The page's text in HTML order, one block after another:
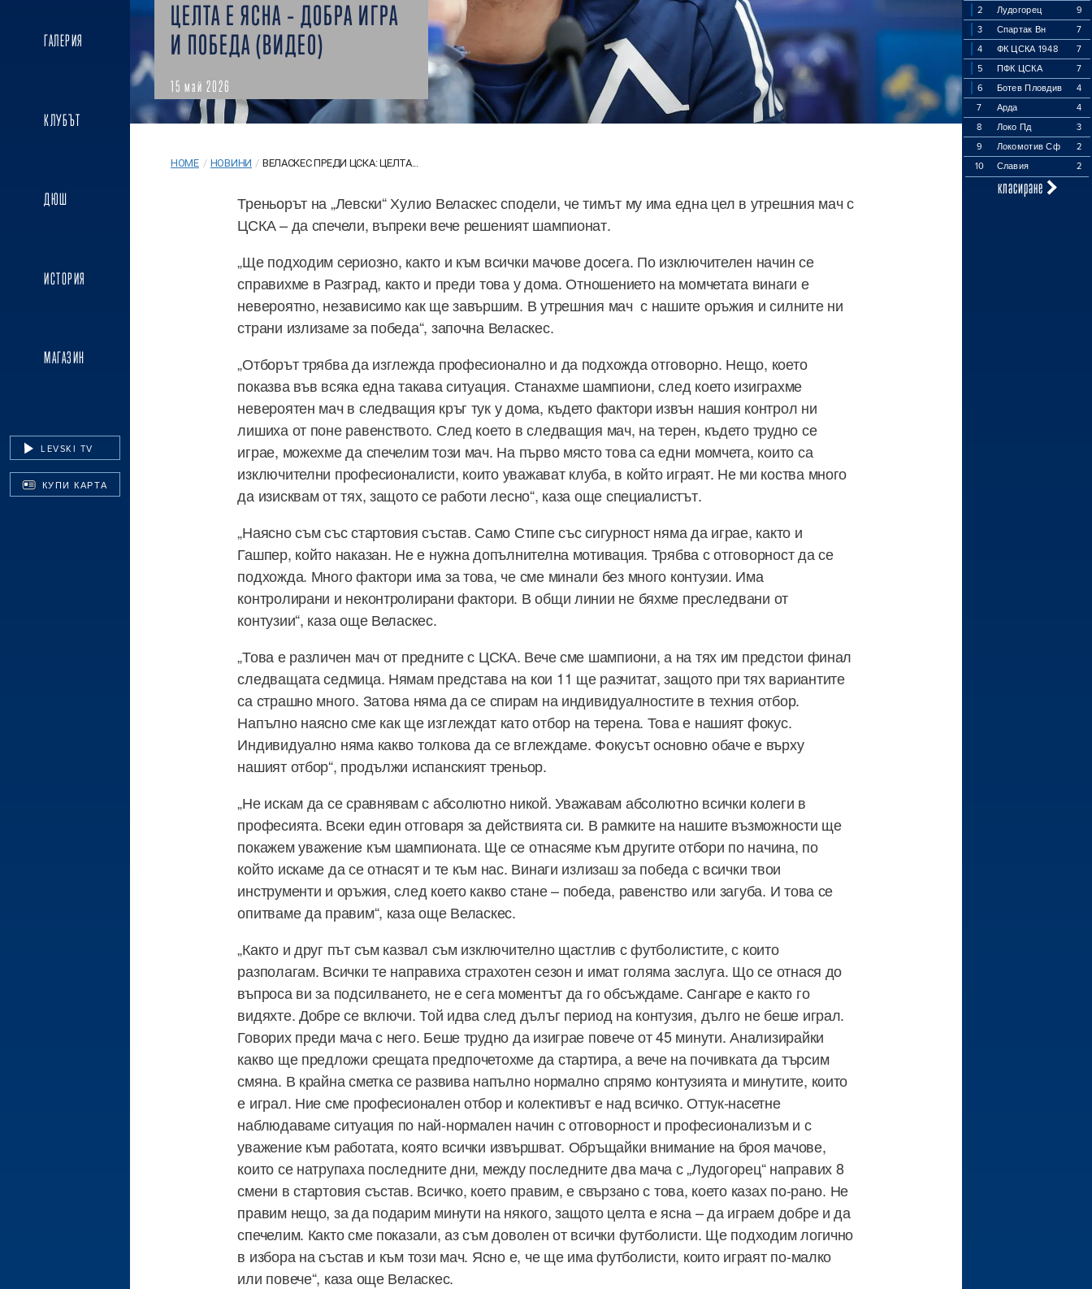
ГАЛЕРИЯ
КЛУБЪТ
ДЮШ
ИСТОРИЯ
МАГАЗИН
LEVSKI TV
КУПИ КАРТА
2 Лудогорец
9
3
Спартак Вн
7
4
ФК ЦСКА 1948
7
5
ПФК ЦСКА
7
6
Ботев Пловдив
4
7
Арда
4
8
Локо Пд
3
9
Локомотив Сф
2
10
Славия 2
класиране
ЦЕЛТА Е ЯСНА – ДОБРА ИГРА
И ПОБЕДА (ВИДЕО)
15 май 2026
HOME / НОВИНИ / ВЕЛАСКЕС ПРЕДИ ЦСКА: ЦЕЛТА...
Треньорът на „Левски“ Хулио Веласкес сподели, че тимът му има една цел в утрешния мач с
ЦСКА – да спечели, въпреки вече решеният шампионат.
„Ще подходим сериозно, както и към всички мачове досега. По изключителен начин се
справихме в Разград, както и преди това у дома. Отношението на момчетата винаги е
невероятно, независимо как ще завършим. В утрешния мач с нашите оръжия и силните ни
страни излизаме за победа“, започна Веласкес.
„Отборът трябва да изглежда професионално и да подхожда отговорно. Нещо, което
показва във всяка една такава ситуация. Станахме шампиони, след което изиграхме
невероятен мач в следващия кръг тук у дома, където фактори извън нашия контрол ни
лишиха от поне равенството. След което в следващия мач, на терен, където трудно се
играе, можехме да спечелим този мач. На първо място това са едни момчета, които са
изключителни професионалисти, които уважават клуба, в който играят. Не ми коства много
да изисквам от тях, защото се работи лесно“, каза още специалистът.
„Наясно съм със стартовия състав. Само Стипе със сигурност няма да играе, както и
Гашпер, който наказан. Не е нужна допълнителна мотивация. Трябва с отговорност да се
подхожда. Много фактори има за това, че сме минали без много контузии. Има
контролирани и неконтролирани фактори. В общи линии не бяхме преследвани от
контузии“, каза още Веласкес.
„Това е различен мач от предните с ЦСКА. Вече сме шампиони, а на тях им предстои финал
следващата седмица. Нямам представа на кои 11 ще разчитат, защото при тях вариантите
са страшно много. Затова няма да се спирам на индивидуалностите в техния отбор.
Напълно наясно сме как ще изглеждат като отбор на терена. Това е нашият фокус.
Индивидуално няма какво толкова да се вглеждаме. Фокусът основно обаче е върху
нашият отбор“, продължи испанският треньор.
„Не искам да се сравнявам с абсолютно никой. Уважавам абсолютно всички колеги в
професията. Всеки един отговаря за действията си. В рамките на нашите възможности ще
покажем уважение към шампионата. Ще се отнасяме към другите отбори по начина, по
който искаме да се отнасят и те към нас. Винаги излизаш за победа с всички твои
инструменти и оръжия, след което какво стане – победа, равенство или загуба. И това се
опитваме да правим“, каза още Веласкес.
„Както и друг път съм казвал съм изключително щастлив с футболистите, с които
разполагам. Всички те направиха страхотен сезон и имат голяма заслуга. Що се отнася до
въпроса ви за подсилването, не е сега моментът да го обсъждаме. Сангаре е както го
видяхте. Добре се включи. Той идва след дълъг период на контузия, дълго не беше играл.
Говорих преди мача с него. Беше трудно да изиграе повече от 45 минути. Анализирайки
какво ще предложи срещата предпочетохме да стартира, а вече на почивката да търсим
смяна. В крайна сметка се развива напълно нормално спрямо контузията и минутите, които
е играл. Ние сме професионален отбор и колективът е над всичко. Оттук-насетне
наблюдаваме ситуация по най-нормален начин с отговорност и професионализъм и с
уважение към работата, която всички извършват. Обръщайки внимание на броя мачове,
които се натрупаха последните дни, между последните два мача с „Лудогорец“ направих 8
смени в стартовия състав. Всичко, което правим, е свързано с това, което казах по-рано. Не
правим нещо, за да подарим минути на някого, защото целта е ясна – да играем добре и да
спечелим. Както сме показали, аз съм доволен от всички футболисти. Ще подходим логично
в избора на състав и към този мач. Ясно е, че ще има футболисти, които играят по-малко
или повече“, каза още Веласкес.